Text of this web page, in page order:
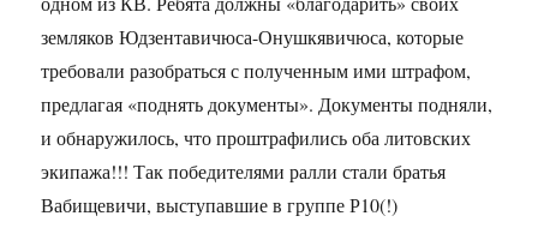
земляков Юдзентавичюса-Онушкявичюса, которые
требовали разобраться с полученным ими штрафом,
предлагая «поднять документы». Документы подняли,
и обнаружилось, что проштрафились оба литовских
экипажа!!! Так победителями ралли стали братья
Вабищевичи, выступавшие в группе Р10(!)